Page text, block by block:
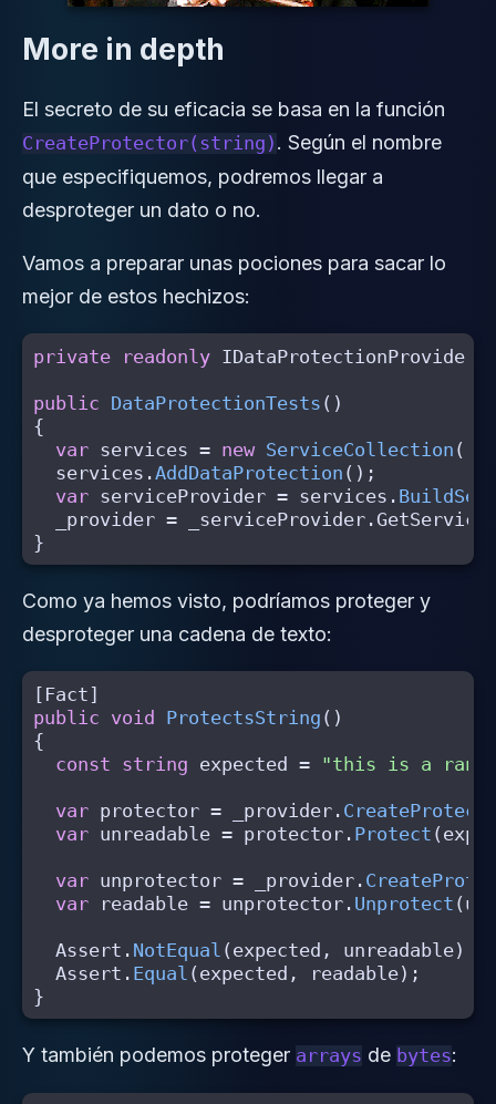
More in depth
El secreto de su eficacia se basa en la función
CreateProtector(string) . Según el nombre
que especifiquemos, podremos llegar a
desproteger un dato o no.
Vamos a preparar unas pociones para sacar lo
mejor de estos hechizos:
private readonly IDataProtectionProvider
public DataProtectionTests ()
{
var services = new ServiceCollection ();
services .AddDataProtection ();
var serviceProvider = services .
_provider = _serviceProvider . GetService
}
Como ya hemos visto, podríamos proteger y
desproteger una cadena de texto:
[ Fact ]
public
void ProtectsString ()
{
const
string expected = "this is a
var protector = _provider .
var unreadable = protector . Protect (
var unprotector = _provider .
var
readable = unprotector . Unprotect (
Assert . NotEqual ( expected , unreadable);
Assert . Equal ( expected , readable);
}
Y también podemos proteger arrays de bytes: